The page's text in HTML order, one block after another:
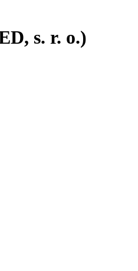
s. r. o.)